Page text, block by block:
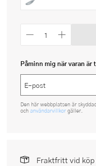
Påminn mig när varan är
Den här webbplatsen är
och användarvillkor gäller.
Fraktfritt vid